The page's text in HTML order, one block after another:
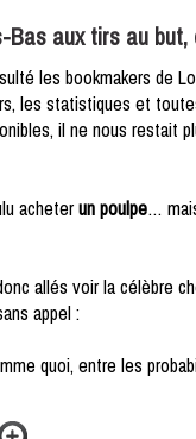
Bas aux tirs au
les bookmakers de
les statistiques et
il ne nous restait
acheterun poulpe…
allés voir la célèbre
appel :
quoi, entre les